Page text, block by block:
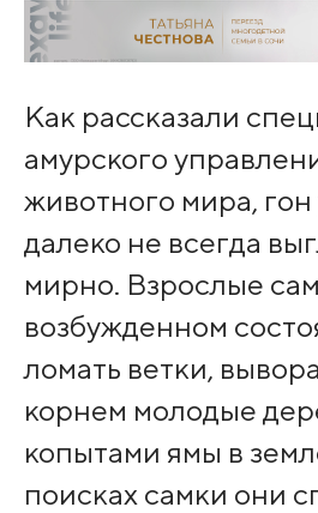
Как рассказали
амурского
животного мира, гон
далеко не всегда
мирно. Взрослые
возбужденном
ломать ветки,
корнем молодые
копытами ямы в
поисках самки они